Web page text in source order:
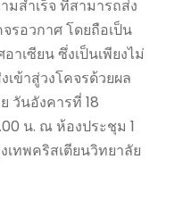
มสำเร็จ ที่สามารถส่ง
จรอวกาศ โดยถือเป็น
าเซียน ซึ่งเป็นเพียงไม่
ข้าสู่วงโคจรด้วยผล
วันอังคารที่ 18
น. ณ ห้องประชุม 1
เทพคริสเตียนวิทยาลัย